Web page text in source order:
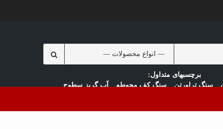
سنگ تراورتن سنگ کف محوطه
آب گریز سطوح